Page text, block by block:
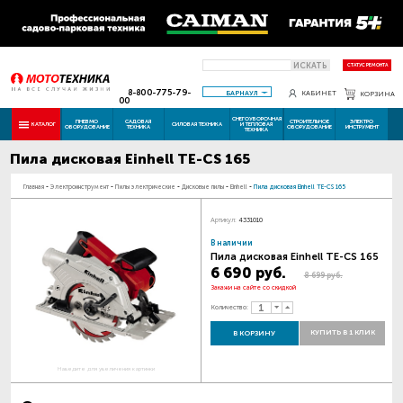
ИСКАТЬ СТАТУС РЕМОНТА
8-800-775-79-
00
БАРНАУЛ КАБИНЕТ КОРЗИНА
КАТАЛОГ ПНЕВМО
ОБОРУДОВАНИЕ
САДОВАЯ
ТЕХНИКА СИЛОВАЯ ТЕХНИКА
СНЕГОУБОРОЧНАЯ
И ТЕПЛОВАЯ
ТЕХНИКА
СТРОИТЕЛЬНОЕ
ОБОРУДОВАНИЕ
ЭЛЕКТРО
ИНСТРУМЕНТ
Пила дисковая Einhell TE-CS 165
Главная - Электроинструмент - Пилы электрические - Дисковые пилы - Einhell - Пила дисковая Einhell TE-CS 165
Наведите для увеличения картинки
Артикул: 4331010
В наличии
Пила дисковая Einhell TE-CS 165
6 690 руб. 8 699 руб.
Закажи на сайте со скидкой
Количество:
В КОРЗИНУ КУПИТЬ В 1 КЛИК